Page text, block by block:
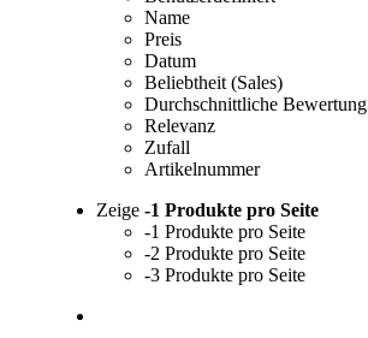
Name
Preis
Datum
Beliebtheit (Sales)
Durchschnittliche Bewertung
Relevanz
Zufall
Artikelnummer
Zeige-1 Produkte pro Seite
-1 Produkte pro Seite
-2 Produkte pro Seite
-3 Produkte pro Seite